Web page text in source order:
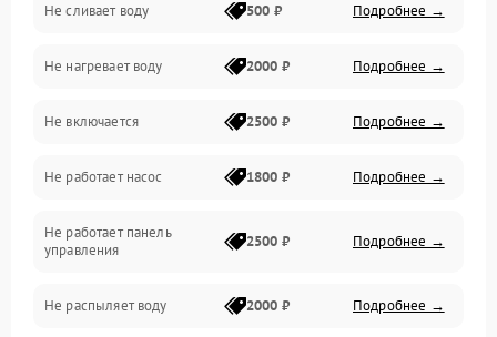
Электропитание
Датчики
Нагрев
Вода
Гигиена
Программное обеспечение
Не сливает воду 500 ₽ Подробнее →
Не нагревает воду 2000 ₽ Подробнее →
Не включается 2500 ₽ Подробнее →
Не работает насос 1800 ₽ Подробнее →
Не работает панель
управления
2500 ₽ Подробнее →
Не распыляет воду 2000 ₽ Подробнее →